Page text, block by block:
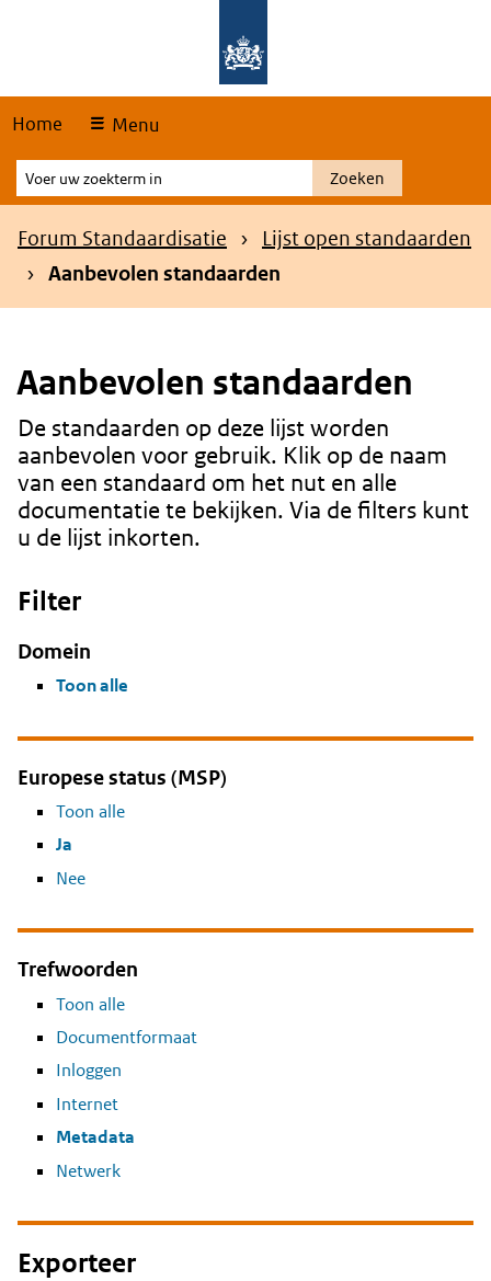
Home Menu
Voer
uw
zoekterm
Zoeken
Kruimelpad
Forum Standaardisatie
Lijst open standaarden
Aanbevolen standaarden
Aanbevolen standaarden
Content
De standaarden op deze lijst worden
aanbevolen voor gebruik. Klik op de naam
van een standaard om het nut en alle
documentatie te bekijken. Via de filters kunt
u de lijst inkorten.
Filter
Domein
Toon alle
Europese status (MSP)
Toon alle
Ja
Nee
Trefwoorden
Toon alle
Documentformaat
Inloggen
Internet
Metadata
Netwerk
Exporteer